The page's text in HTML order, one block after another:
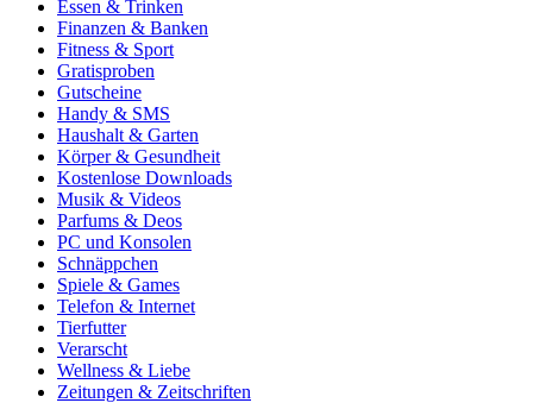
Essen & Trinken
Finanzen & Banken
Fitness & Sport
Gratisproben
Gutscheine
Handy & SMS
Haushalt & Garten
Körper & Gesundheit
Kostenlose Downloads
Musik & Videos
Parfums & Deos
PC und Konsolen
Schnäppchen
Spiele & Games
Telefon & Internet
Tierfutter
Verarscht
Wellness & Liebe
Zeitungen & Zeitschriften